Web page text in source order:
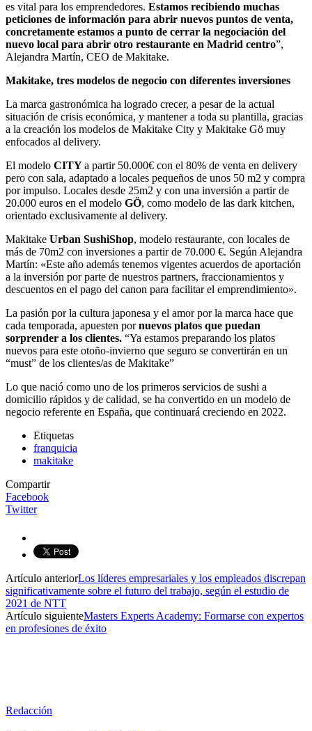
es vital para los emprendedores. Estamos recibiendo muchas
peticiones de información para abrir nuevos puntos de venta,
concretamente estamos a punto de cerrar la negociación del
nuevo local para abrir otro restaurante en Madrid centro”,
Alejandra Martín, CEO de Makitake.
Makitake, tres modelos de negocio con diferentes inversiones
La marca gastronómica ha logrado crecer, a pesar de la actual
situación de crisis económica, y mantener a toda su plantilla, gracias
a la creación los modelos de Makitake City y Makitake Gö muy
enfocados al delivery.
El modelo CITYa partir 50.000€ con el 80% de venta en delivery
pero con sala, adaptado a locales pequeños de unos 50 m2 y compra
por impulso. Locales desde 25m2 y con una inversión a partir de
20.000 euros en el modelo GÖ, como modelo de las dark kitchen,
orientado exclusivamente al delivery.
Makitake Urban SushiShop, modelo restaurante, con locales de
más de 70m2 con inversiones a partir de 70.000 €. Según Alejandra
Martín: «Este año además tenemos vigentes acuerdos de aportación
a la inversión por parte de nuestros partners, fraccionamientos y
descuentos en el pago del canon para facilitar el emprendimiento».
La pasión por la cultura japonesa y el amor por la marca hace que
cada temporada, apuesten pornuevos platos que puedan
sorprender a los clientes. “Ya estamos preparando los platos
nuevos para este otoño-invierno que seguro se convertirán en un
“must” de los clientes/as de Makitake”
Lo que nació como uno de los primeros servicios de sushi a
domicilio rápidos y de calidad, se ha convertido en un modelo de
negocio referente en España, que continuará creciendo en 2022.
Etiquetas
franquicia
makitake
Compartir
Facebook
Twitter
Artículo anteriorLos líderes empresariales y los empleados discrepan
significativamente sobre el futuro del trabajo, según el estudio de
2021 de NTT
Artículo siguienteMasters Experts Academy: Formarse con expertos
en profesiones de éxito
Redacción